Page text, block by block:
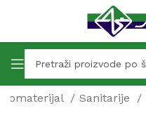
Sanitarije